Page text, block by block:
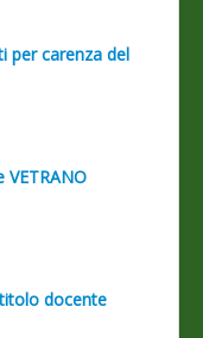
per carenza del
docente